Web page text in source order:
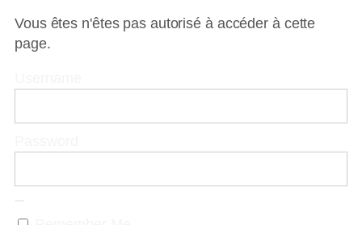
Vous êtes n'êtes pas autorisé à accéder à cette
page.